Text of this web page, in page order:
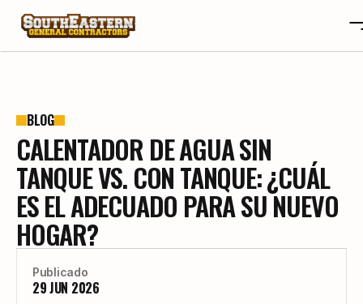
OTA
PROYECTOS
PROYECTOS
RESEÑAS
RESEÑAS
BLOGS
BLOGS
CAREERS
CONTACTO
CONSTRUYE TU HOGAR A TU GUSTO
BLOG
CALENTADOR DE AGUA SIN
TANQUE VS. CON TANQUE: ¿CUÁL
ES EL ADECUADO PARA SU NUEVO
HOGAR?
Publicado
29 JUN 2026